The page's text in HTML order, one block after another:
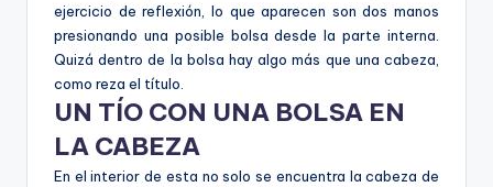
ejercicio de reflexión, lo que aparecen son dos manos
presionando una posible bolsa desde la parte interna.
Quizá dentro de la bolsa hay algo más que una cabeza,
como reza el título.
UN TÍO CON UNA BOLSA EN
LA CABEZA
En el interior de esta no solo se encuentra la cabeza de